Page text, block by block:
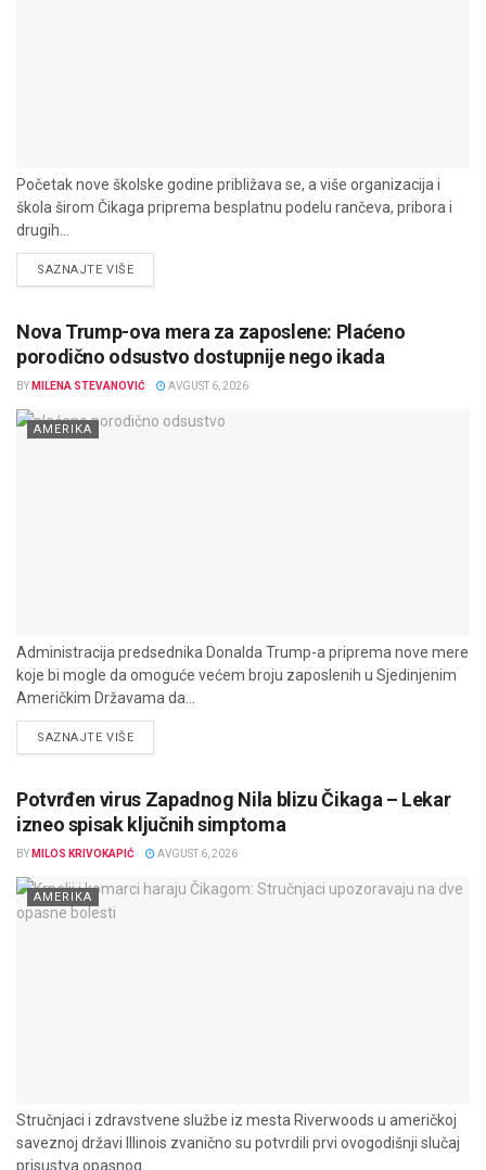
Početak nove školske godine približava se, a više organizacija i
škola širom Čikaga priprema besplatnu podelu rančeva, pribora i
drugih...
SAZNAJTE VIŠEDETAILS
Nova Trump-ova mera za zaposlene: Plaćeno
porodično odsustvo dostupnije nego ikada
BY MILENA STEVANOVIĆ AVGUST 6, 2026
AMERIKA
Administracija predsednika Donalda Trump-a priprema nove mere
koje bi mogle da omoguće većem broju zaposlenih u Sjedinjenim
Američkim Državama da...
SAZNAJTE VIŠEDETAILS
Potvrđen virus Zapadnog Nila blizu Čikaga – Lekar
izneo spisak ključnih simptoma
BY MILOS KRIVOKAPIĆ AVGUST 6, 2026
AMERIKA
Stručnjaci i zdravstvene službe iz mesta Riverwoods u američkoj
saveznoj državi Illinois zvanično su potvrdili prvi ovogodišnji slučaj
prisustva opasnog...